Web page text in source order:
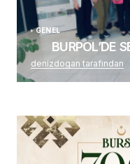
GENEL
BURPOL’DE
denizdogan tarafından